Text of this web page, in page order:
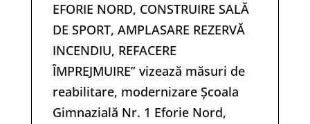
EFORIE NORD, CONSTRUIRE SALĂ
DE SPORT, AMPLASARE REZERVĂ
INCENDIU, REFACERE
ÎMPREJMUIRE” vizează măsuri de
reabilitare, modernizare Școala
Gimnazială Nr. 1 Eforie Nord,